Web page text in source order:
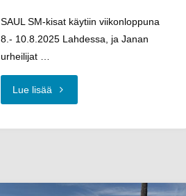
SAUL SM-kisat käytiin viikonloppuna
8.- 10.8.2025 Lahdessa, ja Janan
urheilijat …
Lue lisää"Janan